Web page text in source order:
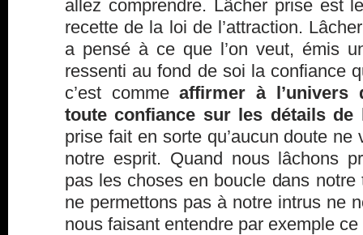
allez comprendre. Lâcher prise est
recette de la loi de l’attraction.
a pensé à ce que l’on veut, émis
ressenti au fond de soi la confiance
c’est commeaffirmer à l’univers
toute confiance sur les détails de
prise fait en sorte qu’aucun doute ne
notre esprit. Quand nous lâchons
pas les choses en boucle dans
ne permettons pas à notre intrus ne
nous faisant entendre par exemple